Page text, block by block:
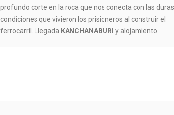
profundo corte en la roca que nos conecta con las duras
condiciones que vivieron los prisioneros al construir el
ferrocarril. Llegada KANCHANABURIy alojamiento.